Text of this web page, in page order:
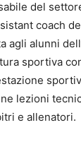
del
coach
agli alunni
sportiva
lezioni
e allenatori.